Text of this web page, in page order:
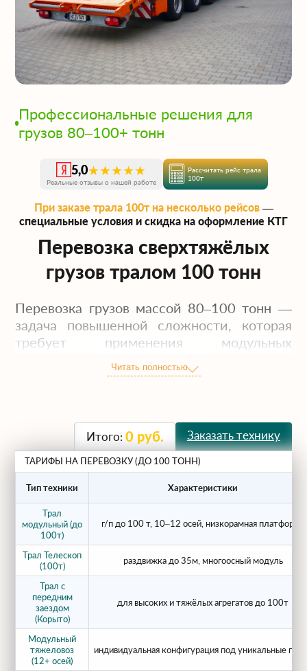
Профессиональные решения для
грузов 80–100+ тонн
5,0★★★★★
Реальные отзывы о нашей работе
Рассчитать рейс трала
100т
При заказе трала 100т на несколько рейсов—
специальные условия и скидка на оформление КТГ
Перевозка сверхтяжёлых
грузов тралом 100 тонн
Перевозка грузов массой 80–100 тонн —
задача повышенной сложности, которая
требует применения модульных
тяжеловозов и серьёзной
предварительной подготовки. ГК
аренду тралы 100 тонн с многоосными
низкорамными платформами,
телескопическими и модульными
Какие грузы перевозят
тралом 100 тонн?
Трал 100т выбирают, когда речь идёт о по-
настоящему уникальных по массе и
габаритам объектах:
Карьерная и горнодобывающая
техника
Читать полностью
Итого:0 руб. Заказать технику
ТАРИФЫ НА ПЕРЕВОЗКУ (ДО 100 ТОНН)
Тип техники Характеристики
Трал
модульный (до
100т)
г/п до 100 т, 10–12 осей, низкорамная платформа
Трал Телескоп
(100т)
раздвижка до 35м, многоосный модуль
Трал с
передним
заездом
(Корыто)
для высоких и тяжёлых агрегатов до 100т
Модульный
тяжеловоз
(12+ осей)
индивидуальная конфигурация под уникальные